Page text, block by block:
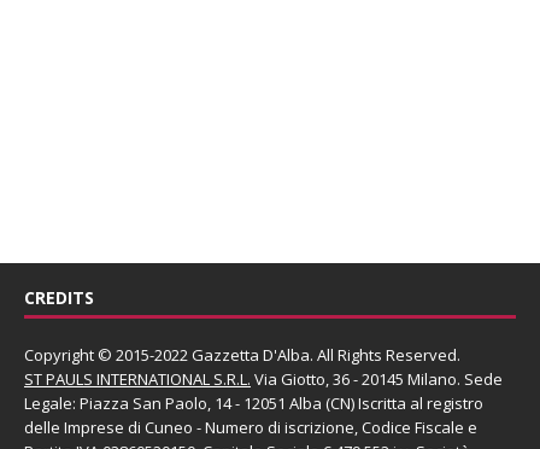
CREDITS
Copyright © 2015-2022 Gazzetta D'Alba. All Rights Reserved.
ST PAULS INTERNATIONAL S.R.L. Via Giotto, 36 - 20145 Milano. Sede
Legale: Piazza San Paolo, 14 - 12051 Alba (CN) Iscritta al registro
delle Imprese di Cuneo - Numero di iscrizione, Codice Fiscale e